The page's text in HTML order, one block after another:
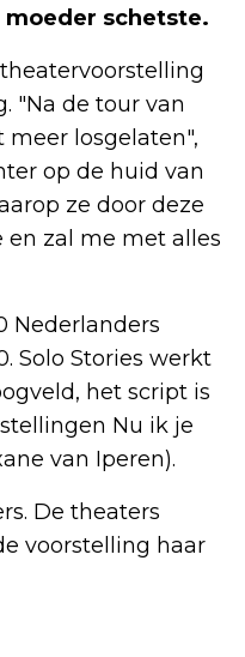
schetste.
"Na de tour van
losgelaten",
op de huid van
ze door deze
zal me met alles
Nederlanders
Solo Stories werkt
het script is
Nu ik je
van Iperen).
De theaters
voorstelling haar